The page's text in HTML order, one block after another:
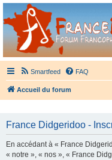
France Didgeridoo
Didgeridoo et Guimbarde sur
Smartfeed FAQ
Accueil du forum
France Didgeridoo -
En accédant à « France
« notre », « nos », « France